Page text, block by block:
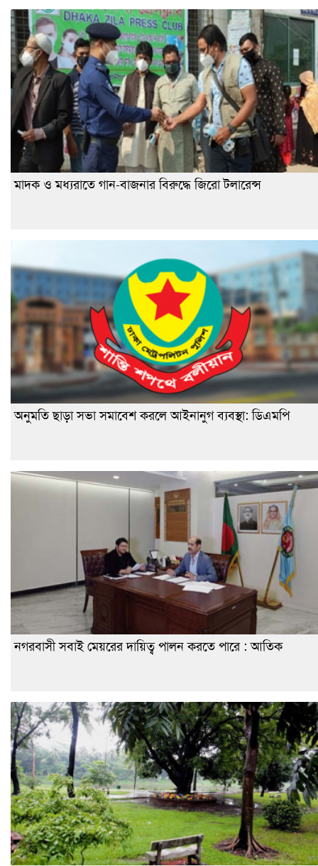
মাদক ও মধ্যরাতে গান-বাজনার বিরুদ্ধে জিরো টলারেন্স
অনুমতি ছাড়া সভা সমাবেশ করলে আইনানুগ ব্যবস্থা: ডিএমপি
নগরবাসী সবাই মেয়রের দায়িত্ব পালন করতে পারে : আতিক